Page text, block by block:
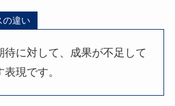
の違い
待に対して、成果が不足して
現です。